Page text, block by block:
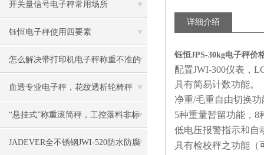
开关量信号电子秤常用场所
钰恒电子秤使用四要素
怎么解决带打印机电子秤称重不准的
问题？
血透专业电子秤，花纹透析轮椅秤
“悬挂式”称重滚筒秤，工控落料非标
电子称
JADEVER全不锈钢JWI-520防水防腐
详细介绍
钰恒JPS-30kg电子秤价
配置JWI-300仪表，
具有简易计数功能。
净重/毛重自由切换功
5种重量暂留功能， 8
低电压报警指示和自
具有检校秤之功能（